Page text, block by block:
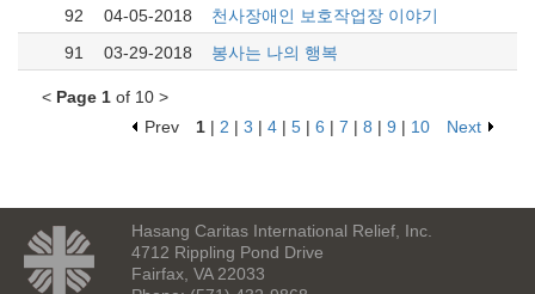
92
04-05-2018
천사장애인 보호작업장 이야기
91
03-29-2018 봉사는 나의 행복
< Page 1 of 10 >
Prev
1 | 2 | 3 | 4 | 5 | 6 | 7 | 8 | 9 | 10 Next
Hasang Caritas International Relief, Inc.
4712 Rippling Pond Drive
Fairfax, VA 22033